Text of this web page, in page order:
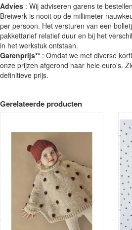
Advies : Wij adviseren garens te
Breiwerk is nooit op de millimeter
per persoon. Het versturen van een
pakkettarief relatief duur en bij het
in het werkstuk ontstaan.
Garenprijs** : Omdat we met diverse
onze prijzen afgerond naar hele euro's.
definitieve prijs.
Gerelateerde producten